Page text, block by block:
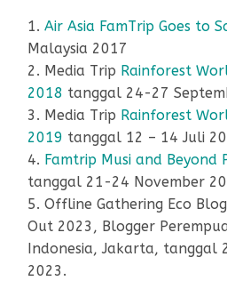
1.Air Asia FamTrip Goes to
Malaysia 2017
2. Media Trip Rainforest
2018 tanggal 24-27
3. Media Trip Rainforest
2019 tanggal 12 – 14 Juli
4. Famtrip Musi and Beyond
tanggal 21-24 November
5. Offline Gathering Eco
Out 2023, Blogger
Indonesia, Jakarta, tanggal
2023.